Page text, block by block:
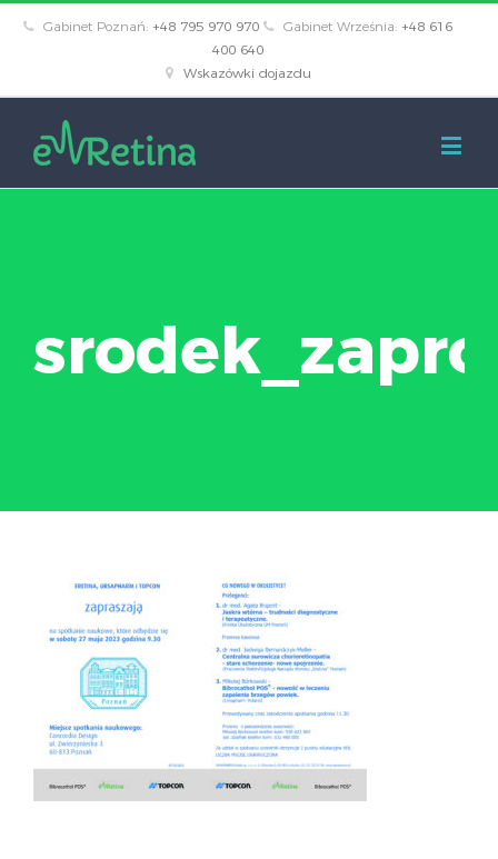
Gabinet Poznań: +48 795 970 970 Gabinet Września: +48 616
400 640
Wskazówki dojazdu